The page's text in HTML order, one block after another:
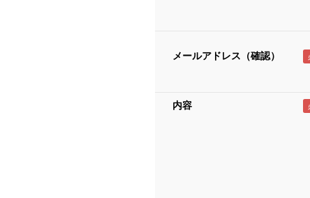
メールアドレス（確認）
内容